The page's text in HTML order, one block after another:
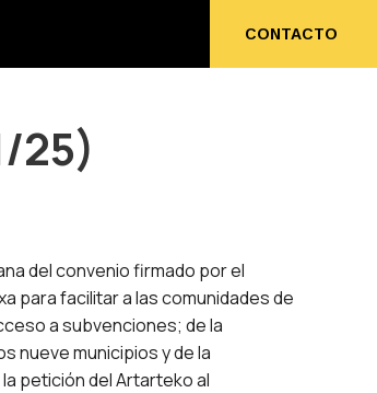
CONTACTO
25)
del convenio firmado por el
para facilitar a las comunidades de
a subvenciones; de la
nueve municipios y de la
petición del Artarteko al
CONTACTO